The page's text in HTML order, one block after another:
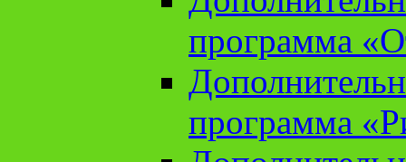
программа
программа